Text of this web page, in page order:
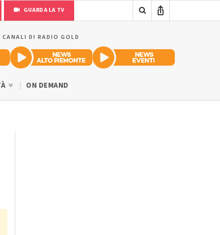
GUARDA LA TV
DI RADIO GOLD
ON DEMAND